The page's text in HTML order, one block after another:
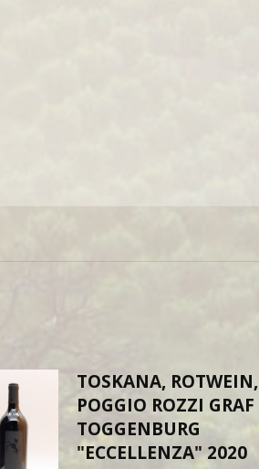
TOSKANA, ROTWEIN,
POGGIO ROZZI GRAF
TOGGENBURG
"ECCELLENZA" 2020